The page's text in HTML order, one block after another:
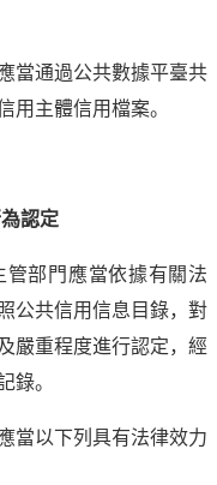
當通過公共數據平臺共
用主體信用檔案。
認定
部門應當依據有關法
公共信用信息目錄，對
嚴重程度進行認定，經
錄。
當以下列具有法律效力